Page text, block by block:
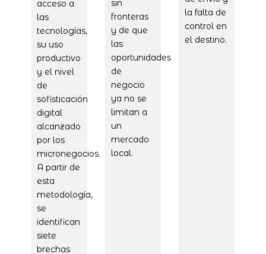
acceso a
las
tecnologías,
su uso
productivo
y el nivel
de
sofisticación
digital
alcanzado
por los
micronegocios.
A partir de
esta
metodología,
se
identifican
siete
brechas
sin
fronteras
y de que
las
oportunidades
de
negocio
ya no se
limitan a
un
mercado
local.
la falta de
control en
el destino.